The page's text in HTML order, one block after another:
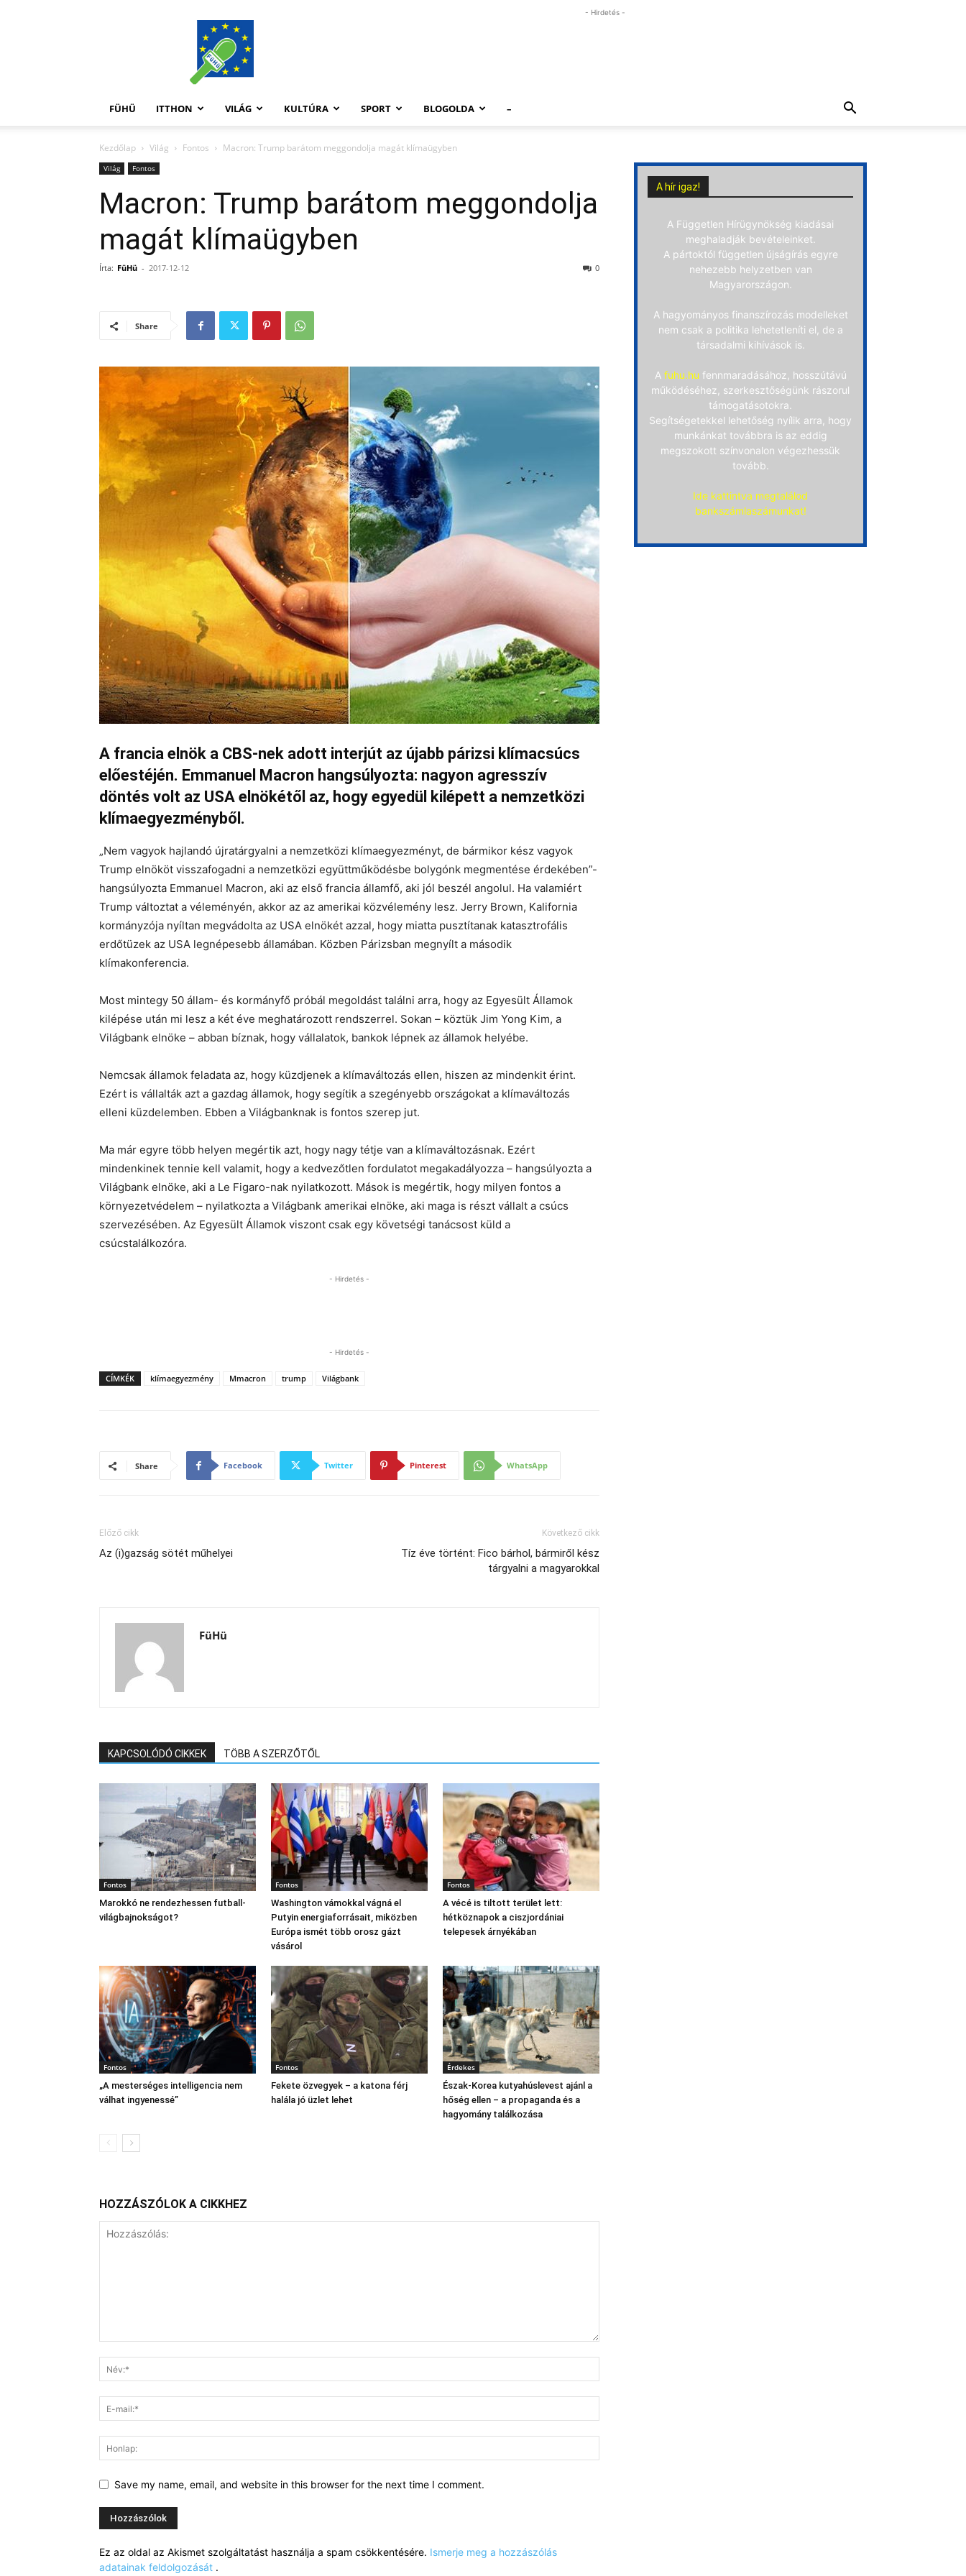
FüHü
- Hirdetés -
FÜHÜ ITTHON VILÁG KULTÚRA SPORT BLOGOLDA –
Kezdőlap Világ Fontos Macron: Trump barátom meggondolja magát klímaügyben
Világ Fontos
Macron: Trump barátom meggondolja
magát klímaügyben
Írta: FüHü - 2017-12-12 0
Share
A francia elnök a CBS-nek adott interjút az újabb párizsi klímacsúcs
előestéjén. Emmanuel Macron hangsúlyozta: nagyon agresszív
döntés volt az USA elnökétől az, hogy egyedül kilépett a nemzetközi
klímaegyezményből.
„Nem vagyok hajlandó újratárgyalni a nemzetközi klímaegyezményt, de bármikor kész vagyok
Trump elnököt visszafogadni a nemzetközi együttműködésbe bolygónk megmentése érdekében”-
hangsúlyozta Emmanuel Macron, aki az első francia államfő, aki jól beszél angolul. Ha valamiért
Trump változtat a véleményén, akkor az az amerikai közvélemény lesz. Jerry Brown, Kalifornia
kormányzója nyíltan megvádolta az USA elnökét azzal, hogy miatta pusztítanak katasztrofális
erdőtüzek az USA legnépesebb államában. Közben Párizsban megnyílt a második
klímakonferencia.
Most mintegy 50 állam- és kormányfő próbál megoldást találni arra, hogy az Egyesült Államok
kilépése után mi lesz a két éve meghatározott rendszerrel. Sokan – köztük Jim Yong Kim, a
Világbank elnöke – abban bíznak, hogy vállalatok, bankok lépnek az államok helyébe.
Nemcsak államok feladata az, hogy küzdjenek a klímaváltozás ellen, hiszen az mindenkit érint.
Ezért is vállalták azt a gazdag államok, hogy segítik a szegényebb országokat a klímaváltozás
elleni küzdelemben. Ebben a Világbanknak is fontos szerep jut.
Ma már egyre több helyen megértik azt, hogy nagy tétje van a klímaváltozásnak. Ezért
mindenkinek tennie kell valamit, hogy a kedvezőtlen fordulatot megakadályozza – hangsúlyozta a
Világbank elnöke, aki a Le Figaro-nak nyilatkozott. Mások is megértik, hogy milyen fontos a
környezetvédelem – nyilatkozta a Világbank amerikai elnöke, aki maga is részt vállalt a csúcs
szervezésében. Az Egyesült Államok viszont csak egy követségi tanácsost küld a
csúcstalálkozóra.
- Hirdetés -
- Hirdetés -
CÍMKÉK klímaegyezmény Mmacron trump Világbank
Share Facebook Twitter Pinterest WhatsApp
Előző cikk
Az (i)gazság sötét műhelyei
Következő cikk
Tíz éve történt: Fico bárhol, bármiről kész
tárgyalni a magyarokkal
FüHü
KAPCSOLÓDÓ CIKKEK TÖBB A SZERZŐTŐL
Fontos
Marokkó ne rendezhessen futball-
világbajnokságot?
Fontos
Washington vámokkal vágná el
Putyin energiaforrásait, miközben
Európa ismét több orosz gázt
vásárol
Fontos
A vécé is tiltott terület lett:
hétköznapok a ciszjordániai
telepesek árnyékában
Fontos
„A mesterséges intelligencia nem
válhat ingyenessé”
Fontos
Fekete özvegyek – a katona férj
halála jó üzlet lehet
Érdekes
Észak‑Korea kutyahúslevest ajánl a
hőség ellen – a propaganda és a
hagyomány találkozása
HOZZÁSZÓLOK A CIKKHEZ
Save my name, email, and website in this browser for the next time I comment.
Ez az oldal az Akismet szolgáltatást használja a spam csökkentésére. Ismerje meg a hozzászólás
adatainak feldolgozását .
A hír igaz!
A Független Hírügynökség kiadásai
meghaladják bevételeinket.
A pártoktól független újságírás egyre
nehezebb helyzetben van
Magyarországon.
A hagyományos finanszírozás modelleket
nem csak a politika lehetetleníti el, de a
társadalmi kihívások is.
A fuhu.hu fennmaradásához, hosszútávú
működéséhez, szerkesztőségünk rászorul
támogatásotokra.
Segítségetekkel lehetőség nyílik arra, hogy
munkánkat továbbra is az eddig
megszokott színvonalon végezhessük
tovább.
Ide kattintva megtalálod
bankszámlaszámunkat!